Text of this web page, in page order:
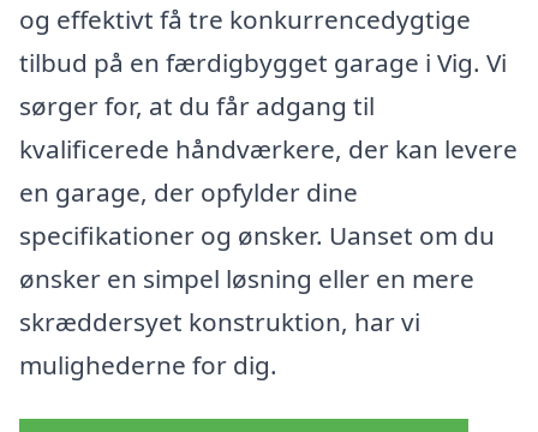
og effektivt få tre konkurrencedygtige
tilbud på en færdigbygget garage i Vig. Vi
sørger for, at du får adgang til
kvalificerede håndværkere, der kan levere
en garage, der opfylder dine
specifikationer og ønsker. Uanset om du
ønsker en simpel løsning eller en mere
skræddersyet konstruktion, har vi
mulighederne for dig.